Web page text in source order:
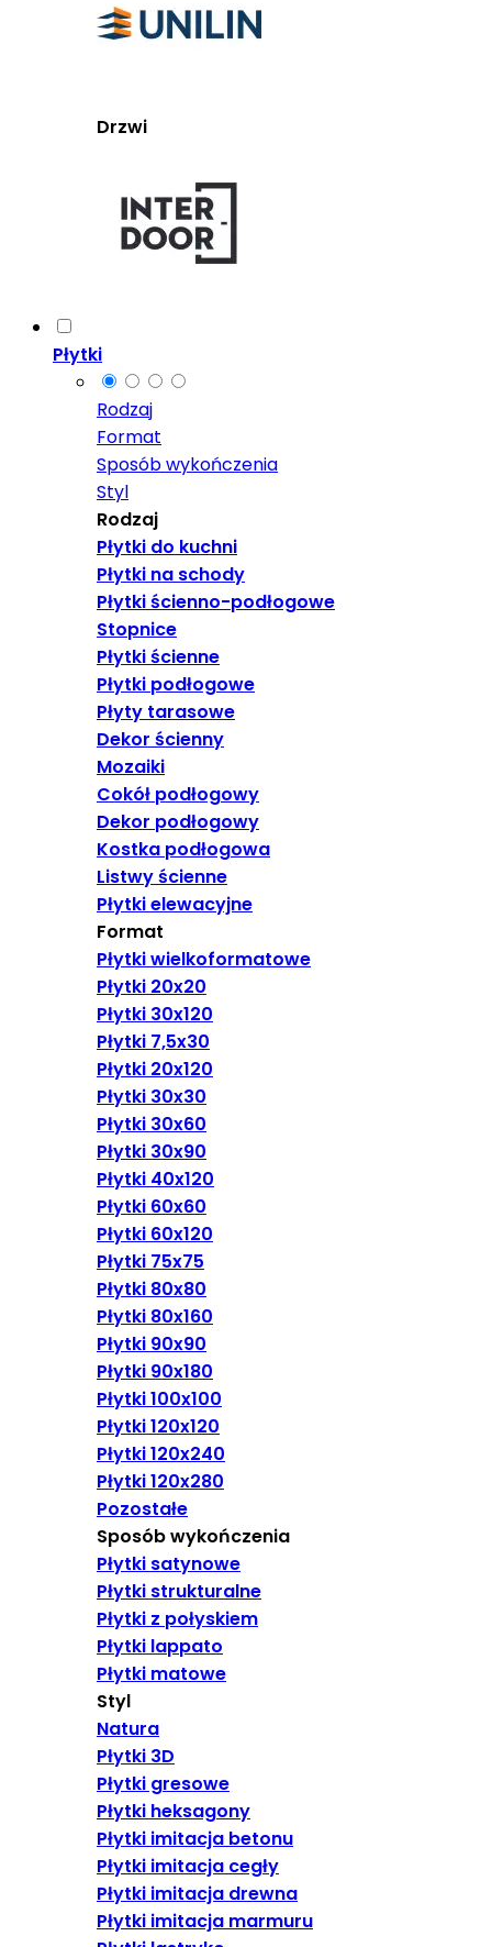
Drzwi
Płytki
Rodzaj
Format
Sposób wykończenia
Styl
Rodzaj
Płytki do kuchni
Płytki na schody
Płytki ścienno-podłogowe
Stopnice
Płytki ścienne
Płytki podłogowe
Płyty tarasowe
Dekor ścienny
Mozaiki
Cokół podłogowy
Dekor podłogowy
Kostka podłogowa
Listwy ścienne
Płytki elewacyjne
Format
Płytki wielkoformatowe
Płytki 20x20
Płytki 30x120
Płytki 7,5x30
Płytki 20x120
Płytki 30x30
Płytki 30x60
Płytki 30x90
Płytki 40x120
Płytki 60x60
Płytki 60x120
Płytki 75x75
Płytki 80x80
Płytki 80x160
Płytki 90x90
Płytki 90x180
Płytki 100x100
Płytki 120x120
Płytki 120x240
Płytki 120x280
Pozostałe
Sposób wykończenia
Płytki satynowe
Płytki strukturalne
Płytki z połyskiem
Płytki lappato
Płytki matowe
Styl
Natura
Płytki 3D
Płytki gresowe
Płytki heksagony
Płytki imitacja betonu
Płytki imitacja cegły
Płytki imitacja drewna
Płytki imitacja marmuru